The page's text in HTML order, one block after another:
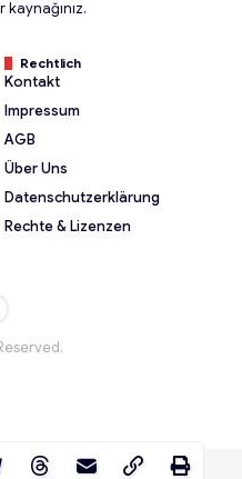
Rechtlich
Kontakt
Impressum
AGB
Über Uns
Datenschutzerklärung
Rechte & Lizenzen
All Rights Reserved.